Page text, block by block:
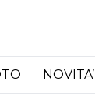
NOVITA’